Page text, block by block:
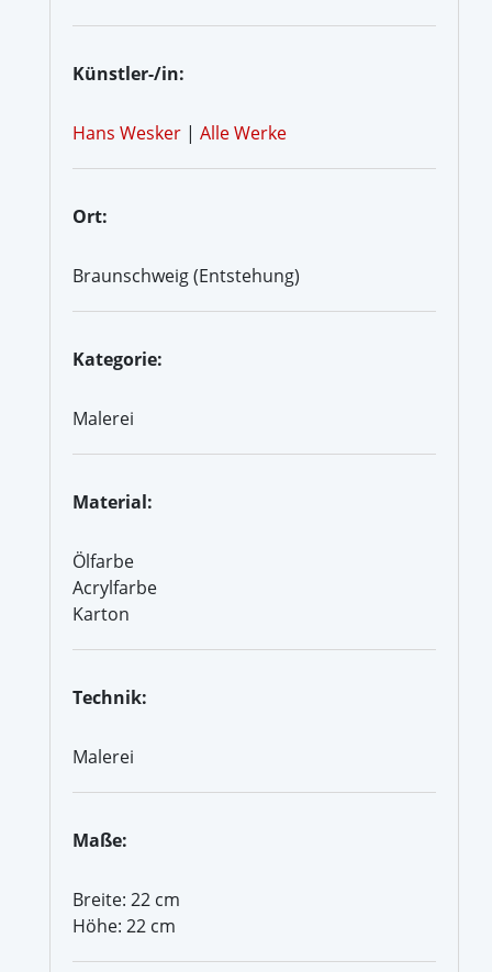
Künstler-/in:
Hans Wesker | Alle Werke
Ort:
Braunschweig (Entstehung)
Kategorie:
Malerei
Material:
Ölfarbe
Acrylfarbe
Karton
Technik:
Malerei
Maße:
Breite: 22 cm
Höhe: 22 cm